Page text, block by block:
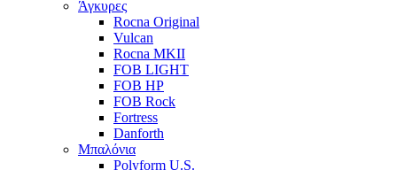
Άγκυρες
Rocna Original
Vulcan
Rocna MKII
FOB LIGHT
FOB HP
FOB Rock
Fortress
Danforth
Μπαλόνια
Polyform U.S.